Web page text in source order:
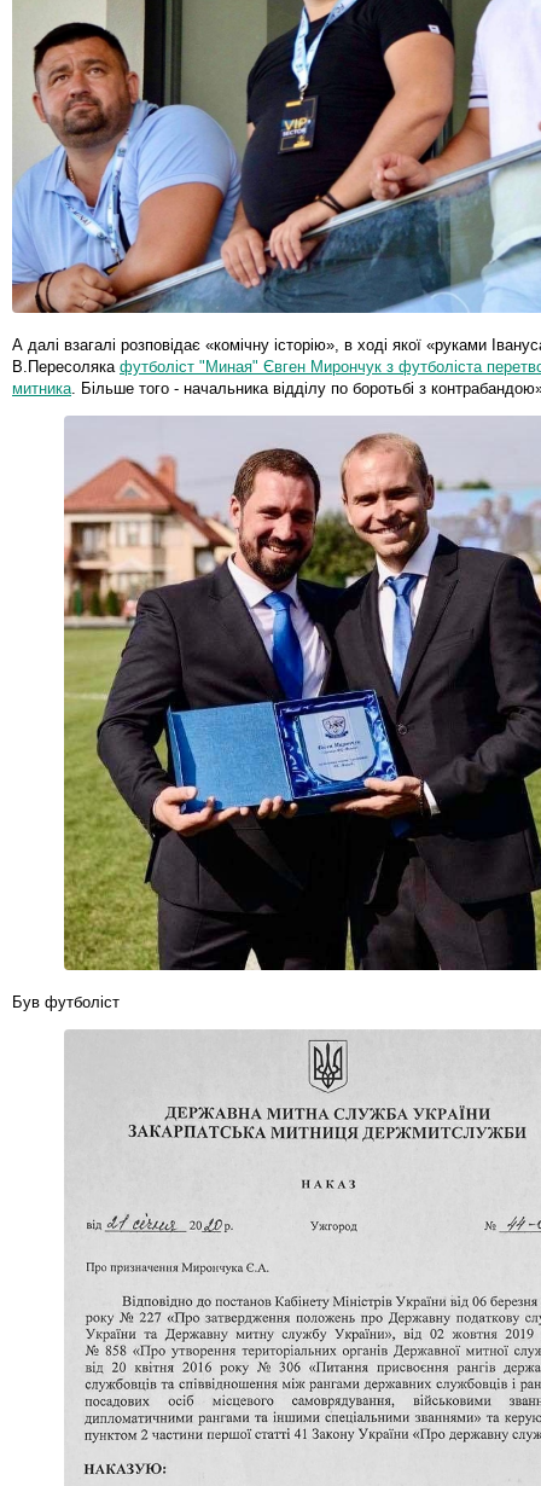
А далі взагалі розповідає «комічну історію», в ході якої «руками
В.Пересоляка футболіст "Миная" Євген Мирончук з футболіста
митника . Більше того - начальника відділу по боротьбі з
Був футболіст